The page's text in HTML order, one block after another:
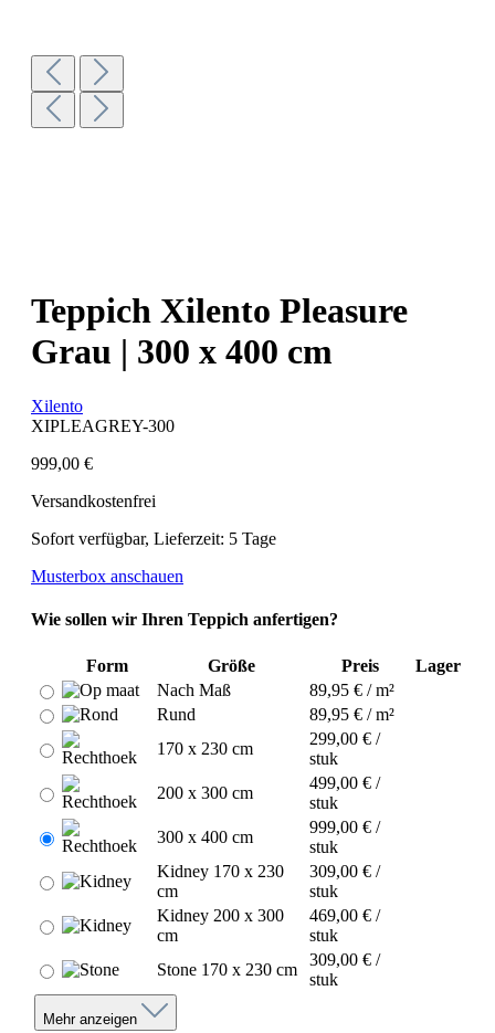
Teppich Xilento Pleasure
Grau | 300 x 400 cm
Xilento
XIPLEAGREY-300
999,00 €
Versandkostenfrei
Sofort verfügbar, Lieferzeit: 5 Tage
Musterbox anschauen
Wie sollen wir Ihren Teppich anfertigen?
Form Größe Preis
Lager
Nach Maß
89,95 € / m²
Rund
89,95 € / m²
170 x 230 cm
299,00 € /
stuk
200 x 300 cm
499,00 € /
stuk
300 x 400 cm
999,00 € /
stuk
Kidney 170 x 230
cm
309,00 € /
stuk
Kidney 200 x 300
cm
469,00 € /
stuk
Stone 170 x 230 cm
309,00 € /
stuk
Mehr anzeigen